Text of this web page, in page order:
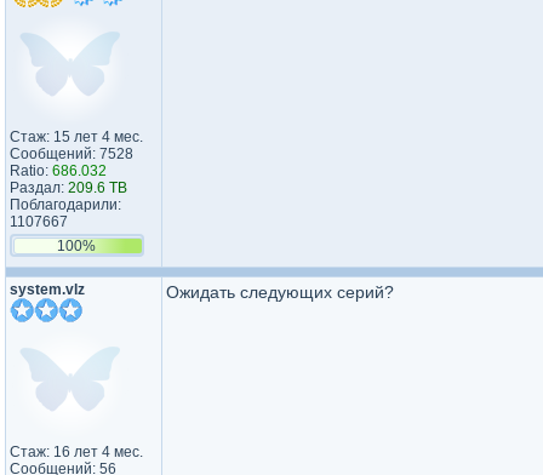
Стаж: 15 лет 4 мес.
Сообщений: 7528
Ratio: 686.032
Раздал: 209.6 TB
Поблагодарили:
1107667
100%
system.vlz
Стаж: 16 лет 4 мес.
Сообщений: 56
Ожидать следующих серий?